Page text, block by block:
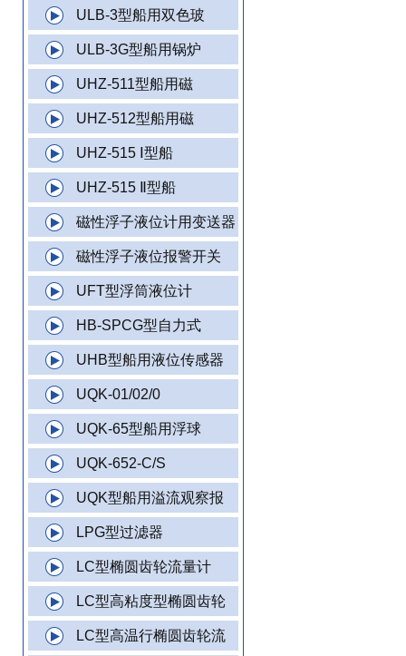
ULB-3型船用双色玻
ULB-3G型船用锅炉
UHZ-511型船用磁
UHZ-512型船用磁
UHZ-515 Ⅰ型船
UHZ-515 Ⅱ型船
磁性浮子液位计用变送器
磁性浮子液位报警开关
UFT型浮筒液位计
HB-SPCG型自力式
UHB型船用液位传感器
UQK-01/02/0
UQK-65型船用浮球
UQK-652-C/S
UQK型船用溢流观察报
LPG型过滤器
LC型椭圆齿轮流量计
LC型高粘度型椭圆齿轮
LC型高温行椭圆齿轮流